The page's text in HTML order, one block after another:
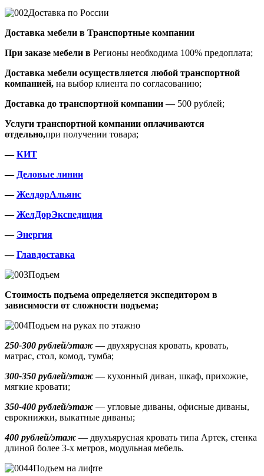
Доставка по России
Доставка мебели в Транспортные компании
При заказе мебели в Регионы необходима 100% предоплата;
Доставка мебели осуществляется любой транспортной
компанией, на выбор клиента по согласованию;
Доставка до транспортной компании —500 рублей;
Услуги транспортной компании оплачиваются
отдельно,при получении товара;
—КИТ
— Деловые линии
—ЖелдорАльянс
—ЖелДорЭкспедиция
— Энергия
—Главдоставка
Подъем
Стоимость подъема определяется экспедитором в
зависимости от сложности подъема;
Подъем на руках по этажно
250-300 рублей/этаж — двухярусная кровать, кровать,
матрас, стол, комод, тумба;
300-350 рублей/этаж — кухонный диван, шкаф, прихожие,
мягкие кровати;
350-400 рублей/этаж — угловые диваны, офисные диваны,
еврокнижки, выкатные диваны;
400 рублей/этаж — двухъярусная кровать типа Артек, стенка
длиной более 3-х метров, модульная мебель.
Подъем на лифте